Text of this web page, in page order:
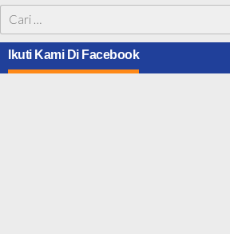
Cari
untuk:
Ikuti Kami Di Facebook